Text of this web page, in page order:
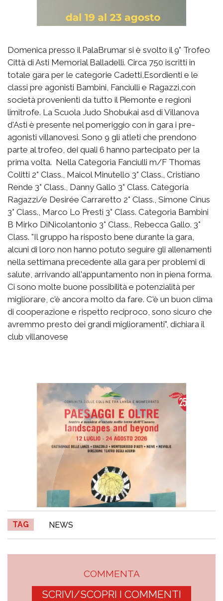
Domenica presso il PalaBrumar si è svolto il 9° Trofeo
Città di Asti Memorial Balladelli. Circa 750 iscritti in
totale gara per le categorie Cadetti,Esordienti e le
classi pre agonisti Bambini, Fanciulli e Ragazzi,con
società provenienti da tutto il Piemonte e regioni
limitrofe. La Scuola Judo Shobukai asd di Villanova
d'Asti è presente nel pomeriggio con in gara i pre-
agonisti villanovesi. Sono 9 gli atleti che prendono
parte al trofeo, dei quali 6 hanno partecipato per la
prima volta. Nella Categoria Fanciulli m/F Thomas
Colitti 2° Class., Maicol Minutello 3° Class., Cristiano
Rende 3° Class., Danny Gallo 3° Class. Categoria
Ragazzi/e Desirée Carraretto 2° Class., Simone Cinus
3° Class., Marco Lo Presti 3° Class. Categoria Bambini
B Mirko DiNicolantonio 3° Class., Rebecca Gallo. 3°
Class. "Il gruppo ha risposto bene durante la gara,
alcuni di loro non hanno potuto seguire gli allenamenti
nella settimana precedente alla gara per problemi di
salute, arrivando all'appuntamento non in piena forma.
Ci sono molte buone possibilità e potenzialità per
migliorare, c'è ancora molto da fare. C'è un buon clima
di cooperazione e rispetto reciproco, sono sicuro che
avremmo presto dei grandi miglioramenti", dichiara il
club villanovese
TAG NEWS
COMMENTA
SCRIVI/SCOPRI I COMMENTI